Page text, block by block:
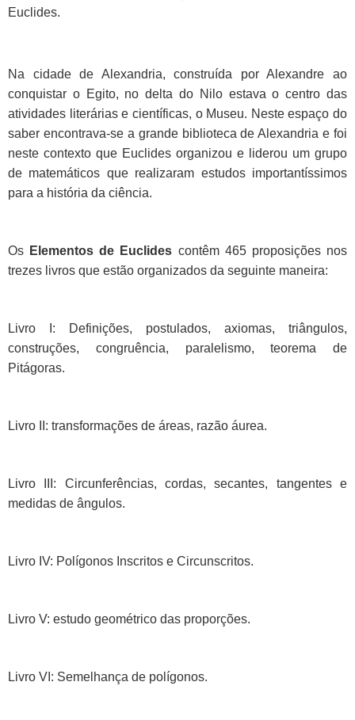
Euclides.
Na cidade de Alexandria, construída por Alexandre ao
conquistar o Egito, no delta do Nilo estava o centro das
atividades literárias e científicas, o Museu. Neste espaço do
saber encontrava-se a grande biblioteca de Alexandria e foi
neste contexto que Euclides organizou e liderou um grupo
de matemáticos que realizaram estudos importantíssimos
para a história da ciência.
Os Elementos de Euclides contêm 465 proposições nos
trezes livros que estão organizados da seguinte maneira:
Livro I: Definições, postulados, axiomas, triângulos,
construções, congruência, paralelismo, teorema de
Pitágoras.
Livro II: transformações de áreas, razão áurea.
Livro III: Circunferências, cordas, secantes, tangentes e
medidas de ângulos.
Livro IV: Polígonos Inscritos e Circunscritos.
Livro V: estudo geométrico das proporções.
Livro VI: Semelhança de polígonos.